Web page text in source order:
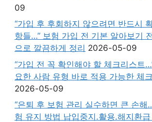
09
“가입 후 후회하지 않으려면 반드시
항들…” 보험 가입 전 기본 알아보기
으로 깔끔하게 정리 2026-05-09
“가입 전 꼭 확인해야 할 체크리스트
요한 사람 유형 바로 적용 가능한 체
2026-05-09
“은퇴 후 보험 관리 실수하면 큰 손해
험 유지 방법 납입중지.활용.해지환